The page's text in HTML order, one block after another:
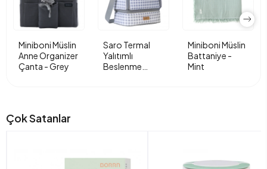
Miniboni Müslin
Anne Organizer
Çanta - Grey
Saro Termal
Yalıtımlı
Beslenme
Miniboni Müslin
Battaniye -
Mint
Çok Satanlar